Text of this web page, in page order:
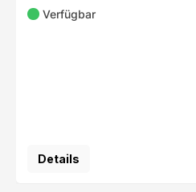
Verfügbar
Details